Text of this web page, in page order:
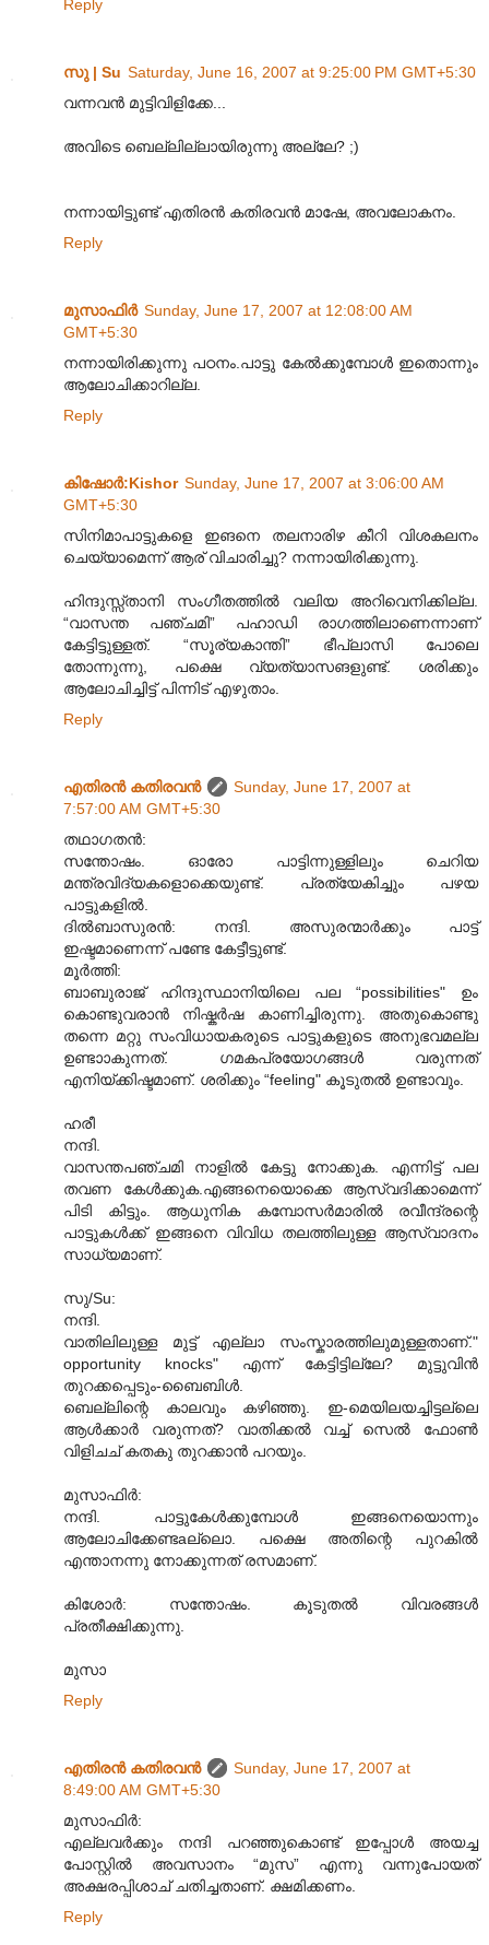
Reply
സു | Su Saturday, June 16, 2007 at 9:25:00 PM GMT+5:30
വന്നവന്‍ മുട്ടിവിളിക്കേ...
അവിടെ ബെല്ലില്ലായിരുന്നു അല്ലേ? ;)
നന്നായിട്ടുണ്ട് എതിരന്‍ കതിരവന്‍ മാഷേ, അവലോകനം.
Reply
മുസാഫിര്‍ Sunday, June 17, 2007 at 12:08:00 AM
GMT+5:30
നന്നായിരിക്കുന്നു പഠനം.പാട്ടു കേല്‍ക്കുമ്പോള്‍ ഇതൊന്നും
ആലോചിക്കാറില്ല.
Reply
കിഷോർ‍:Kishor Sunday, June 17, 2007 at 3:06:00 AM
GMT+5:30
സിനിമാപാട്ടുകളെ ഇങനെ തലനാരിഴ കീറി വിശകലനം
ചെയ്യാമെന്ന് ആര് വിചാരിച്ചു? നന്നായിരിക്കുന്നു.
ഹിന്ദുസ്സ്താനി സംഗീതത്തില്‍ വലിയ അറിവെനിക്കില്ല.
“വാസന്ത പഞ്ചമി” പഹാഡി രാഗത്തിലാണെന്നാണ്
കേട്ടിട്ടുള്ളത്. “സൂര്യകാന്തി” ഭീപ്ലാസി പോലെ
തോന്നുന്നു, പക്ഷെ വ്യത്യാസങളുണ്ട്. ശരിക്കും
ആലോചിച്ചിട്ട് പിന്നിട് എഴുതാം.
Reply
എതിരന്‍ കതിരവന്‍
Sunday, June 17, 2007 at
7:57:00 AM GMT+5:30
തഥാഗതന്‍:
സന്തോഷം. ഓരോ പാട്ടിന്നുള്ളിലും ചെറിയ
മന്ത്രവിദ്യകളൊക്കെയുണ്ട്. പ്രത്യേകിച്ചും പഴയ
പാട്ടുകളില്‍.
ദില്‍ബാസുരന്‍: നന്ദി. അസുരന്മാര്‍ക്കും പാട്ട്
ഇഷ്ടമാണെന്ന് പണ്ടേ കേട്ടീട്ടുണ്ട്.
മൂര്‍ത്തി:
ബാബുരാജ് ഹിന്ദുസ്ഥാനിയിലെ പല “possibilities" ഉം
കൊണ്ടുവരാന്‍ നിഷ്കര്‍ഷ കാണിച്ചിരുന്നു. അതുകൊണ്ടു
തന്നെ മറ്റു സംവിധായകരുടെ പാട്ടുകളുടെ അനുഭവമല്ല
ഉണ്ടാ‍ാകുന്നത്. ഗമകപ്രയോഗങ്ങള്‍ വരുന്നത്
എനിയ്ക്കിഷ്ടമാണ്. ശരിക്കും “feeling" കൂടുതല്‍ ഉണ്ടാവും.
ഹരീ
നന്ദി.
വാസന്തപഞ്ചമി നാളില്‍ കേട്ടു നോക്കുക. എന്നിട്ട് പല
തവണ കേള്‍ക്കുക.എങ്ങനെയൊക്കെ ആസ്വദിക്കാമെന്ന്
പിടി കിട്ടും. ആധുനിക കമ്പോസര്‍മാരില്‍ രവീന്ദ്രന്റെ
പാട്ടുകള്‍ക്ക് ഇങ്ങനെ വിവിധ തലത്തിലുള്ള ആസ്വാദനം
സാധ്യമാണ്.
സു/Su:
നന്ദി.
വാതിലിലുള്ള മുട്ട് എല്ലാ സംസ്കാരത്തിലുമുള്ളതാണ്."
opportunity knocks" എന്ന് കേട്ടിട്ടില്ലേ? മുട്ടുവിന്‍
തുറക്കപ്പെടും-ബൈബിള്‍.
ബെല്ലിന്റെ കാലവും കഴിഞ്ഞു. ഇ-മെയിലയച്ചിട്ടല്ലെ
ആള്‍ക്കാര്‍ വരുന്നത്? വാതിക്കല്‍ വച്ച് സെല്‍ ഫോണ്‍
വിളിചച് കതകു തുറക്കാന്‍ പറയും.
മുസാഫിര്‍:
നന്ദി. പാട്ടുകേള്‍ക്കുമ്പോള്‍ ഇങ്ങനെയൊന്നും
ആലോചിക്കേണ്ടaല്ലൊ. പക്ഷെ അതിന്റെ പുറകില്‍
എന്താനന്നു നോക്കുന്നത് രസമാണ്.
കിശോര്‍: സന്തോഷം. കൂടുതല്‍ വിവരങ്ങള്‍
പ്രതീക്ഷിക്കുന്നു.
മുസാ
Reply
എതിരന്‍ കതിരവന്‍
Sunday, June 17, 2007 at
8:49:00 AM GMT+5:30
മുസാഫിര്‍:
എല്ലവര്‍ക്കും നന്ദി പറഞ്ഞുകൊണ്ട് ഇപ്പോള്‍ അയച്ച
പോസ്റ്റില്‍ അവസാനം “മുസ” എന്നു വന്നുപോയത്
അക്ഷരപ്പിശാച് ചതിച്ചതാണ്. ക്ഷമിക്കണം.
Reply